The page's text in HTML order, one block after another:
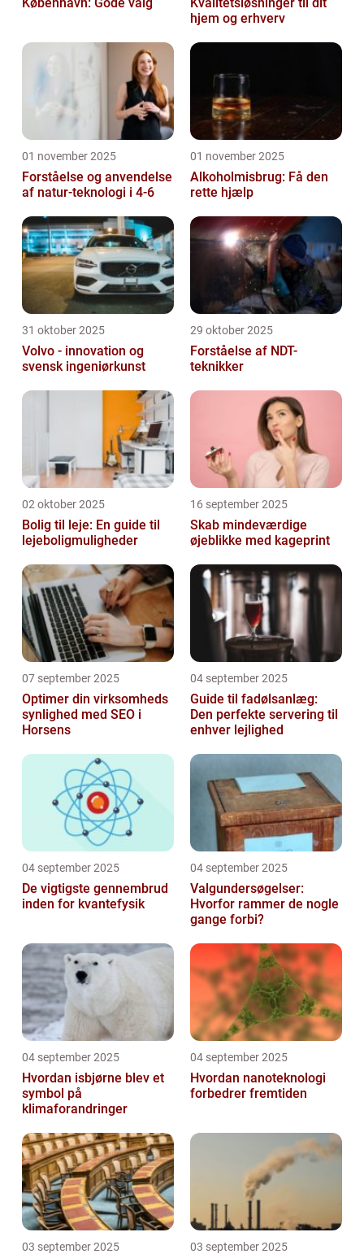
hjem og erhverv
01 november 2025
Forståelse og anvendelse
af natur-teknologi i 4-6
01 november 2025
Alkoholmisbrug: Få den
rette hjælp
31 oktober 2025
Volvo - innovation og
svensk ingeniørkunst
29 oktober 2025
Forståelse af NDT-
teknikker
02 oktober 2025
Bolig til leje: En guide til
lejeboligmuligheder
16 september 2025
Skab mindeværdige
øjeblikke med kageprint
07 september 2025
Optimer din virksomheds
synlighed med SEO i
Horsens
04 september 2025
Guide til fadølsanlæg:
Den perfekte servering til
enhver lejlighed
04 september 2025
De vigtigste gennembrud
inden for kvantefysik
04 september 2025
Valgundersøgelser:
Hvorfor rammer de nogle
gange forbi?
04 september 2025
Hvordan isbjørne blev et
symbol på
klimaforandringer
04 september 2025
Hvordan nanoteknologi
forbedrer fremtiden
03 september 2025 03 september 2025